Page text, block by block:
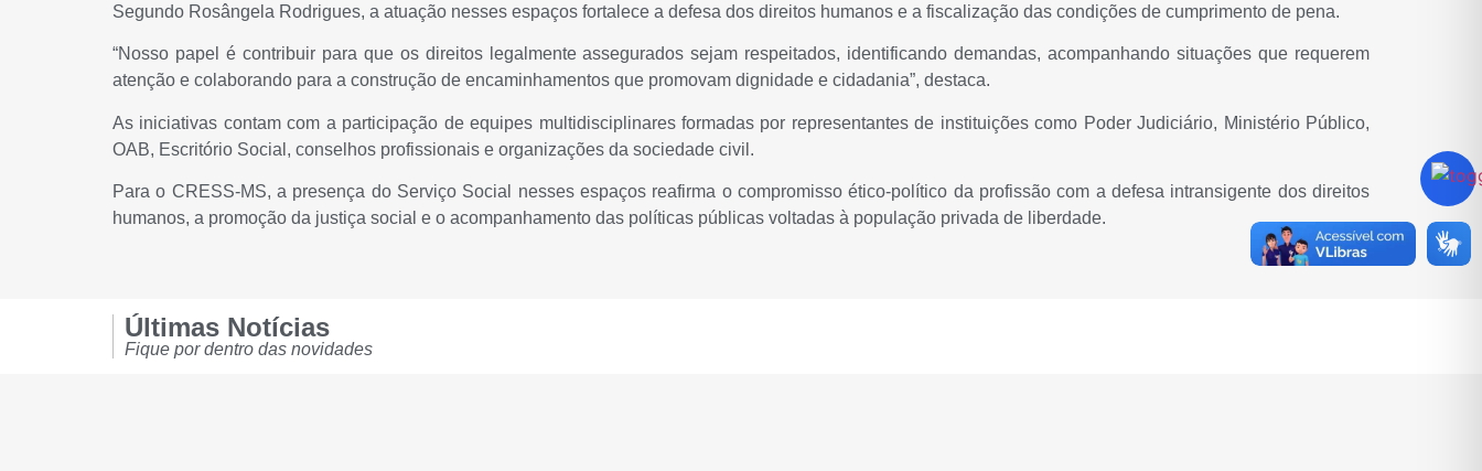
Segundo Rosângela Rodrigues, a atuação nesses espaços fortalece a defesa dos direitos humanos e a fiscalização das condições de cumprimento de pena.
“Nosso papel é contribuir para que os direitos legalmente assegurados sejam respeitados, identificando demandas, acompanhando situações que requerem
atenção e colaborando para a construção de encaminhamentos que promovam dignidade e cidadania”, destaca.
As iniciativas contam com a participação de equipes multidisciplinares formadas por representantes de instituições como Poder Judiciário, Ministério Público,
OAB, Escritório Social, conselhos profissionais e organizações da sociedade civil.
Para o CRESS-MS, a presença do Serviço Social nesses espaços reafirma o compromisso ético-político da profissão com a defesa intransigente dos direitos
humanos, a promoção da justiça social e o acompanhamento das políticas públicas voltadas à população privada de liberdade.
Últimas Notícias
Fique por dentro das novidades